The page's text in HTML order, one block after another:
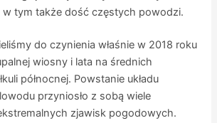
tym także dość częstych powodzi.
do czynienia właśnie w 2018 roku
wiosny i lata na średnich
północnej. Powstanie układu
przyniosło z sobą wiele
zjawisk pogodowych.